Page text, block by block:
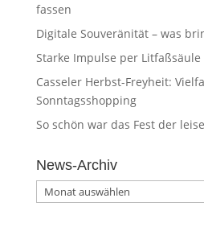
fassen
Digitale Souveränität – was
Starke Impulse per
Casseler Herbst-Freyheit:
Sonntagsshopping
So schön war das Fest der
News-Archiv
News-
Archiv